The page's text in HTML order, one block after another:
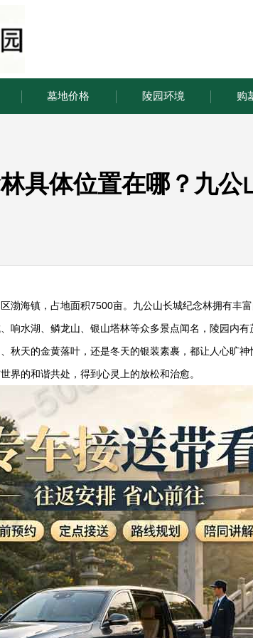
墓地价格 陵园环境 购
具体位置在哪？九
渤海镇，占地面积7500亩。 九公山长城纪念林拥有丰
响水湖、鳞龙山、银山塔林等众多景点闻名，陵园内
秋天的金黄落叶，还是冬天的银装素裹，都让人心旷
界的和谐共处，得到心灵上的放松和治愈。